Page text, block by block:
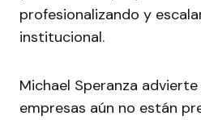
profesionalizando y
institucional.
Michael Speranza
empresas aún no están